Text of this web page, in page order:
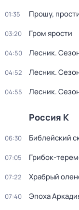
01:35 Прошу,
03:20 Гром ярости
04:50 Лесник.
04:52 Лесник.
04:55 Лесник.
Россия К
06:30 Библейский
07:05 Грибок-
07:22 Храбрый
07:40 Эпоха